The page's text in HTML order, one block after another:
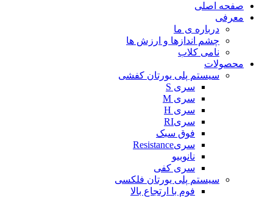
صفحه اصلی
معرفی
درباره ی ما
چشم اندازها و ارزش ها
نامی کلاب
محصولات
سیستم پلی یورتان کفشی
سری S
سری M
سری H
سریRI
فوق سبک
سریResistance
نانوبیو
سری کفی
سیستم پلی یورتان فلکسی
فوم با ارتجاع بالا